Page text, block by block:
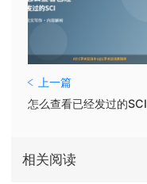
上一篇
怎么查看已经发过的SCI
相关阅读